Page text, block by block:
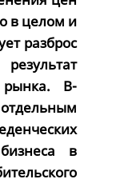
в целом и
разброс
рынка. В-
в